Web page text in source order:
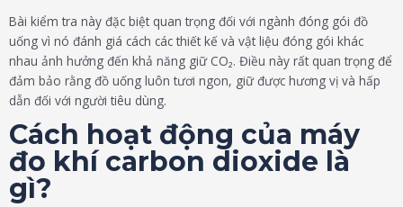
Bài kiểm tra này đặc biệt quan trọng đối với ngành đóng gói đồ
uống vì nó đánh giá cách các thiết kế và vật liệu đóng gói khác
nhau ảnh hưởng đến khả năng giữ CO₂. Điều này rất quan trọng để
đảm bảo rằng đồ uống luôn tươi ngon, giữ được hương vị và hấp
dẫn đối với người tiêu dùng.
Cách hoạt động của máy
đo khí carbon dioxide là
gì?